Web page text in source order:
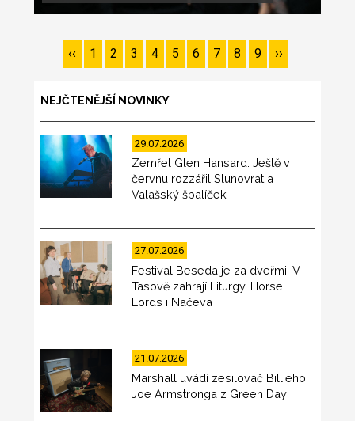
Pagination
Předchozí
stránka
‹‹ Page
1 Page
2 Page
3 Page
4 Page
5 Page
6 Page
7 Page
8 Page
9
Následující
stránka
››
NEJČTENĚJŠÍ NOVINKY
29.07.2026
Zemřel Glen Hansard. Ještě v
červnu rozzářil Slunovrat a
Valašský špalíček
27.07.2026
Festival Beseda je za dveřmi. V
Tasově zahrají Liturgy, Horse
Lords i Načeva
21.07.2026
Marshall uvádí zesilovač Billieho
Joe Armstronga z Green Day